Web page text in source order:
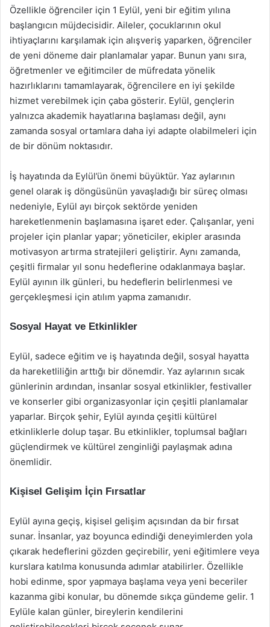
Özellikle öğrenciler için 1 Eylül, yeni bir eğitim yılına
başlangıcın müjdecisidir. Aileler, çocuklarının okul
ihtiyaçlarını karşılamak için alışveriş yaparken, öğrenciler
de yeni döneme dair planlamalar yapar. Bunun yanı sıra,
öğretmenler ve eğitimciler de müfredata yönelik
hazırlıklarını tamamlayarak, öğrencilere en iyi şekilde
hizmet verebilmek için çaba gösterir. Eylül, gençlerin
yalnızca akademik hayatlarına başlaması değil, aynı
zamanda sosyal ortamlara daha iyi adapte olabilmeleri için
de bir dönüm noktasıdır.
İş hayatında da Eylül’ün önemi büyüktür. Yaz aylarının
genel olarak iş döngüsünün yavaşladığı bir süreç olması
nedeniyle, Eylül ayı birçok sektörde yeniden
hareketlenmenin başlamasına işaret eder. Çalışanlar, yeni
projeler için planlar yapar; yöneticiler, ekipler arasında
motivasyon artırma stratejileri geliştirir. Aynı zamanda,
çeşitli firmalar yıl sonu hedeflerine odaklanmaya başlar.
Eylül ayının ilk günleri, bu hedeflerin belirlenmesi ve
gerçekleşmesi için atılım yapma zamanıdır.
Sosyal Hayat ve Etkinlikler
Eylül, sadece eğitim ve iş hayatında değil, sosyal hayatta
da hareketliliğin arttığı bir dönemdir. Yaz aylarının sıcak
günlerinin ardından, insanlar sosyal etkinlikler, festivaller
ve konserler gibi organizasyonlar için çeşitli planlamalar
yaparlar. Birçok şehir, Eylül ayında çeşitli kültürel
etkinliklerle dolup taşar. Bu etkinlikler, toplumsal bağları
güçlendirmek ve kültürel zenginliği paylaşmak adına
önemlidir.
Kişisel Gelişim İçin Fırsatlar
Eylül ayına geçiş, kişisel gelişim açısından da bir fırsat
sunar. İnsanlar, yaz boyunca edindiği deneyimlerden yola
çıkarak hedeflerini gözden geçirebilir, yeni eğitimlere veya
kurslara katılma konusunda adımlar atabilirler. Özellikle
hobi edinme, spor yapmaya başlama veya yeni beceriler
kazanma gibi konular, bu dönemde sıkça gündeme gelir. 1
Eylüle kalan günler, bireylerin kendilerini